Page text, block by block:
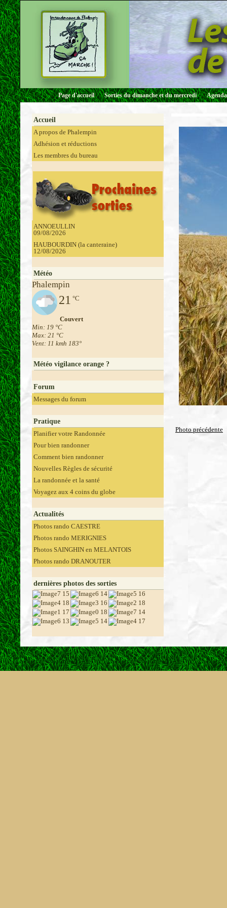
Page d'accueil Sorties du dimanche et du mercredi
Accueil
A propos de Phalempin
Adhésion et réductions
Les membres du bureau
ANNOEULLIN
09/08/2026
HAUBOURDIN (la canteraine)
12/08/2026
Météo
Phalempin
21 °C
Couvert
Min: 19 °C
Max: 21 °C
Vent: 11 kmh 183°
Météo vigilance orange ?
Forum
Messages du forum
Pratique
Planifier votre Randonnée
Pour bien randonner
Comment bien randonner
Nouvelles Règles de sécurité
La randonnée et la santé
Voyagez aux 4 coins du globe
Actualités
Photos rando CAESTRE
Photos rando MERIGNIES
Photos SAINGHIN en MELANTOIS
Photos rando DRANOUTER
dernières photos des sorties
Photo précédente